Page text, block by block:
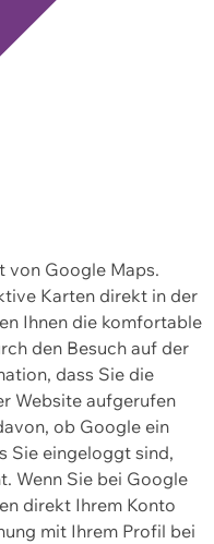
von Google Maps.
Karten direkt in der
Ihnen die komfortable
den Besuch auf der
dass Sie die
Website aufgerufen
ob Google ein
Sie eingeloggt sind,
Wenn Sie bei Google
direkt Ihrem Konto
mit Ihrem Profil bei